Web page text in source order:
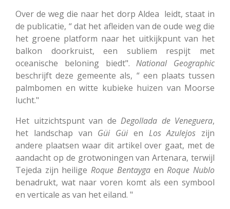
Over de weg die naar het dorp Aldea leidt, staat in
de publicatie, “ dat het afleiden van de oude weg die
het groene platform naar het uitkijkpunt van het
balkon doorkruist, een subliem respijt met
oceanische beloning biedt".National Geographic
beschrijft deze gemeente als, “ een plaats tussen
palmbomen en witte kubieke huizen van Moorse
lucht."
Het uitzichtspunt van de Degollada de Veneguera,
het landschap van Güi Güi en Los Azulejos zijn
andere plaatsen waar dit artikel over gaat, met de
aandacht op de grotwoningen van Artenara, terwijl
Tejeda zijn heiligeRoque Bentaygaen Roque Nublo
benadrukt, wat naar voren komt als een symbool
en verticale as van het eiland. "